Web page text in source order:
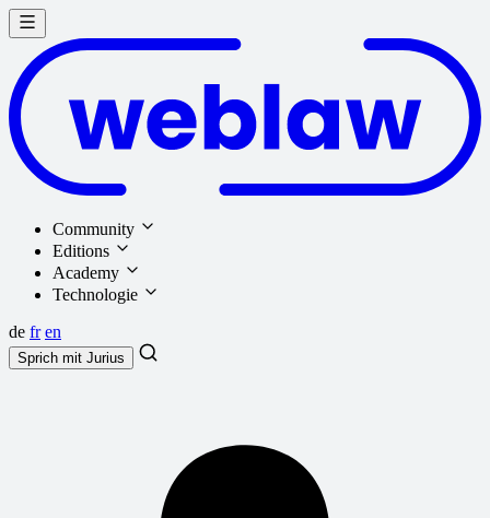
Community
Editions
Academy
Technologie
de fr en
Sprich mit Jurius